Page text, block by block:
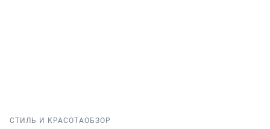
СТИЛЬ И КРАСОТАОБЗОР